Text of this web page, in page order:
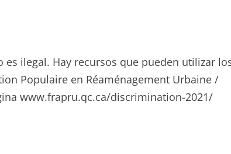
ilegal. Hay recursos que pueden utilizar
Populaire en Réaménagement Urbaine /
www.frapru.qc.ca/discrimination-2021/